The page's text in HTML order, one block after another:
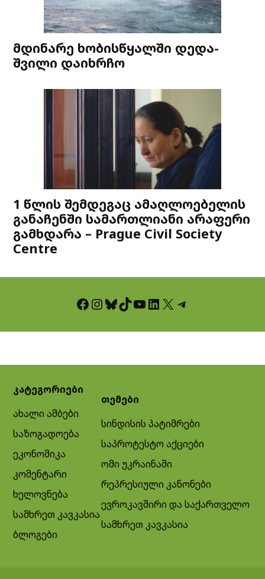
მდინარე ხობისწყალში დედა-
შვილი დაიხრჩო
1 წლის შემდეგაც ამაღლოებელის
განაჩენში სამართლიანი არაფერი
გამხდარა – Prague Civil Society
Centre
Facebook InstagramBluesky TikTok YouTube LinkedIn X Telegram
კატეგორიები
ახალი ამბები
საზოგადოება
ეკონომიკა
კომენტარი
ხელოვნება
სამხრეთ კავკასია
ბლოგები
თემები
სინდისის პატიმრები
საპროტესტო აქციები
ომი უკრაინაში
რეპრესიული კანონები
ევროკავშირი და საქართველო
სამხრეთ კავკასია